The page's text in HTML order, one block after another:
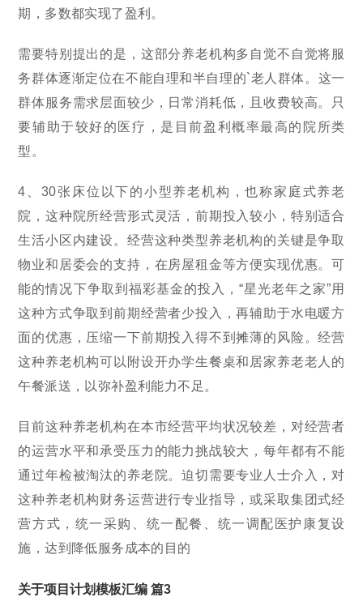
期，多数都实现了盈利。
需要特别提出的是，这部分养老机构多自觉不自觉将服
务群体逐渐定位在不能自理和半自理的`老人群体。这一
群体服务需求层面较少，日常消耗低，且收费较高。只
要辅助于较好的医疗，是目前盈利概率最高的院所类
型。
4、30张床位以下的小型养老机构，也称家庭式养老
院，这种院所经营形式灵活，前期投入较小，特别适合
生活小区内建设。经营这种类型养老机构的关键是争取
物业和居委会的支持，在房屋租金等方便实现优惠。可
能的情况下争取到福彩基金的投入，“星光老年之家”用
这种方式争取到前期经营者少投入，再辅助于水电暖方
面的优惠，压缩一下前期投入得不到摊薄的风险。经营
这种养老机构可以附设开办学生餐桌和居家养老老人的
午餐派送，以弥补盈利能力不足。
目前这种养老机构在本市经营平均状况较差，对经营者
的运营水平和承受压力的能力挑战较大，每年都有不能
通过年检被淘汰的养老院。迫切需要专业人士介入，对
这种养老机构财务运营进行专业指导，或采取集团式经
营方式，统一采购、统一配餐、统一调配医护康复设
施，达到降低服务成本的目的
关于项目计划模板汇编 篇3